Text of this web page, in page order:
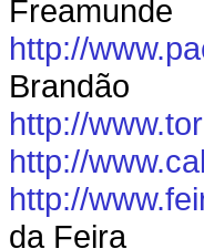
Freamunde
http://
Brandão
http://
http://
http://
da Feira